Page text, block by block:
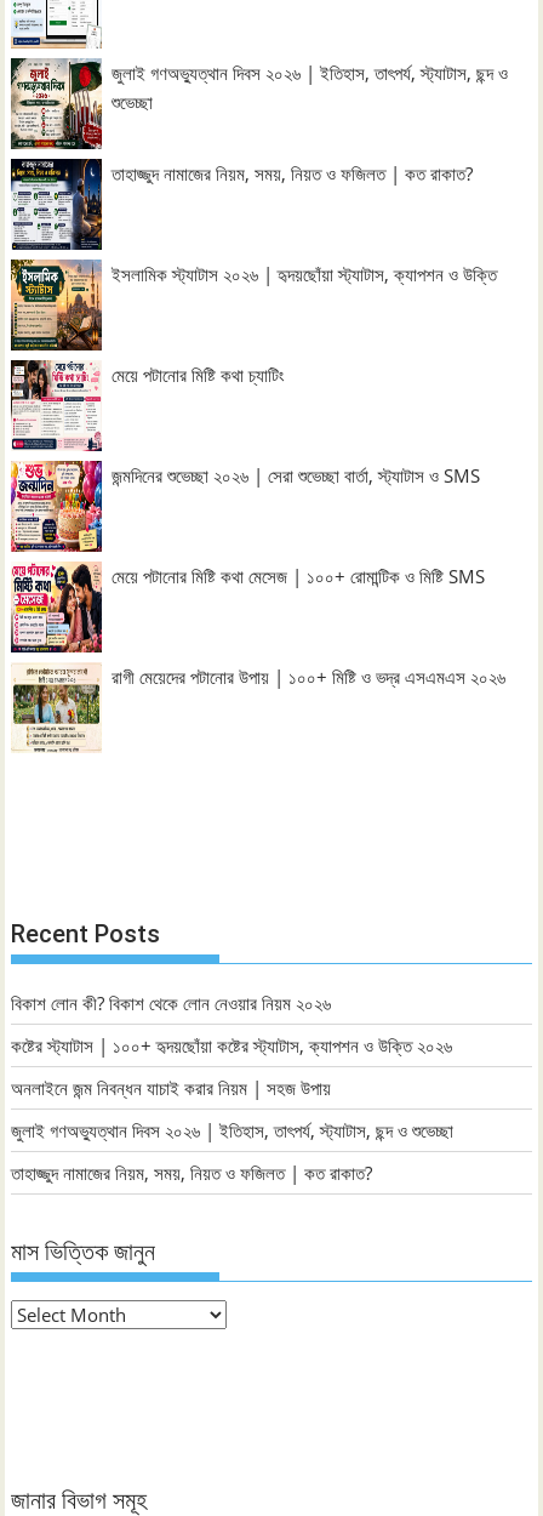
জুলাই গণঅভ্যুত্থান দিবস ২০২৬ | ইতিহাস, তাৎপর্য, স্ট্যাটাস, ছন্দ ও
শুভেচ্ছা
তাহাজ্জুদ নামাজের নিয়ম, সময়, নিয়ত ও ফজিলত | কত রাকাত?
ইসলামিক স্ট্যাটাস ২০২৬ | হৃদয়ছোঁয়া স্ট্যাটাস, ক্যাপশন ও উক্তি
মেয়ে পটানোর মিষ্টি কথা চ্যাটিং
জন্মদিনের শুভেচ্ছা ২০২৬ | সেরা শুভেচ্ছা বার্তা, স্ট্যাটাস ও SMS
মেয়ে পটানোর মিষ্টি কথা মেসেজ | ১০০+ রোমান্টিক ও মিষ্টি SMS
রাগী মেয়েদের পটানোর উপায় | ১০০+ মিষ্টি ও ভদ্র এসএমএস ২০২৬
Recent Posts
বিকাশ লোন কী? বিকাশ থেকে লোন নেওয়ার নিয়ম ২০২৬
কষ্টের স্ট্যাটাস | ১০০+ হৃদয়ছোঁয়া কষ্টের স্ট্যাটাস, ক্যাপশন ও উক্তি ২০২৬
অনলাইনে জন্ম নিবন্ধন যাচাই করার নিয়ম | সহজ উপায়
জুলাই গণঅভ্যুত্থান দিবস ২০২৬ | ইতিহাস, তাৎপর্য, স্ট্যাটাস, ছন্দ ও শুভেচ্ছা
তাহাজ্জুদ নামাজের নিয়ম, সময়, নিয়ত ও ফজিলত | কত রাকাত?
মাস ভিত্তিক জানুন
মাস
জানার বিভাগ সমূহ